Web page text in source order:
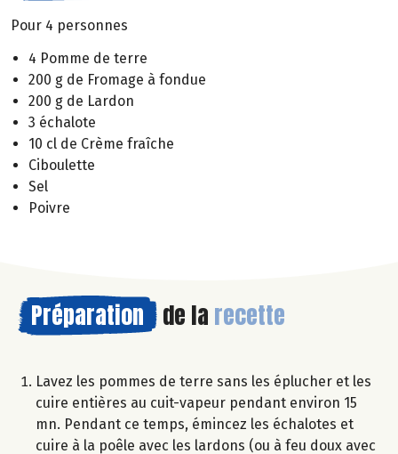
Pour 4 personnes
4 Pomme de terre
200 g de Fromage à fondue
200 g de Lardon
3 échalote
10 cl de Crème fraîche
Ciboulette
Sel
Poivre
Préparation de la recette
Lavez les pommes de terre sans les éplucher et les
cuire entières au cuit-vapeur pendant environ 15
mn. Pendant ce temps, émincez les échalotes et
cuire à la poêle avec les lardons (ou à feu doux avec